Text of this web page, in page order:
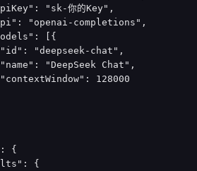
"sk-你的Key",
"openai-completions",
[{
"deepseek-chat",
"DeepSeek Chat",
128000
{
{